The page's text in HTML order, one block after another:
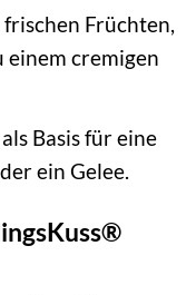
Früchten,
einem cremigen
Basis für eine
ein Gelee.